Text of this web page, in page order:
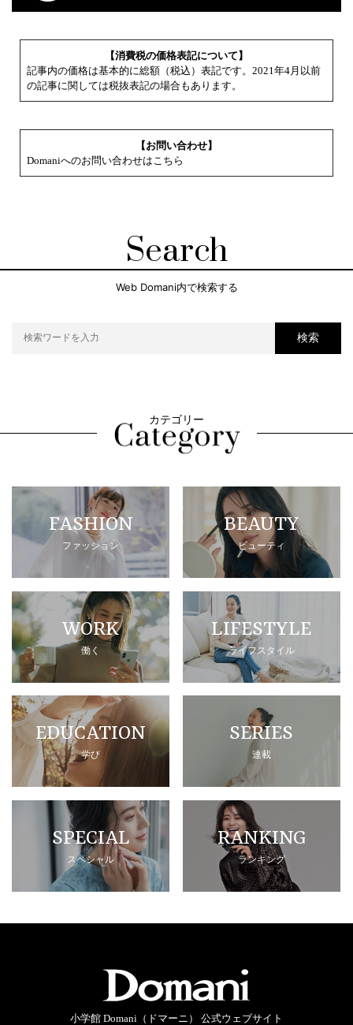
【消費税の価格表記について】
記事内の価格は基本的に総額（税込）表記です。2021年4月以前
の記事に関しては税抜表記の場合もあります。
【お問い合わせ】
Domaniへのお問い合わせはこちら
Search
Web Domani内で検索する
検索
カテゴリー
FASHION
ファッション
BEAUTY
ビューティ
WORK
働く
LIFESTYLE
ライフスタイル
EDUCATION
学び
SERIES
連載
SPECIAL
スペシャル
RANKING
ランキング
小学館 Domani（ドマーニ） 公式ウェブサイト